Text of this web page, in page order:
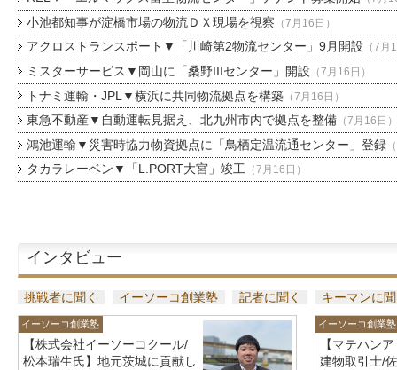
小池都知事が淀橋市場の物流ＤＸ現場を視察 （7月16日）
アクロストランスポート▼「川崎第2物流センター」9月開設 （7月
ミスターサービス▼岡山に「桑野IIIセンター」開設 （7月16日）
トナミ運輸・JPL▼横浜に共同物流拠点を構築（7月16日）
東急不動産▼自動運転見据え、北九州市内で拠点を整備（7月16日）
鴻池運輸▼災害時協力物資拠点に「鳥栖定温流通センター」登録
タカラレーベン▼「L.PORT大宮」竣工（7月16日）
インタビュー
挑戦者に聞く イーソーコ創業塾 記者に聞く キーマンに
イーソーコ創業塾
【株式会社イーソーコクール/
松本瑞生氏】地元茨城に貢献し
イーソーコ創業塾
【マテハン
建物取引士/